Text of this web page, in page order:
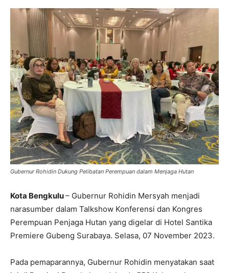
Gubernur Rohidin Dukung Pelibatan Perempuan dalam Menjaga Hutan
Kota Bengkulu– Gubernur Rohidin Mersyah menjadi
narasumber dalam Talkshow Konferensi dan Kongres
Perempuan Penjaga Hutan yang digelar di Hotel Santika
Premiere Gubeng Surabaya. Selasa, 07 November 2023.
Pada pemaparannya, Gubernur Rohidin menyatakan saat